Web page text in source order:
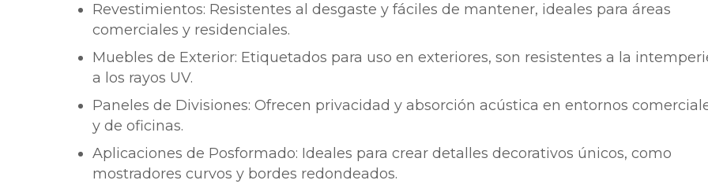
Revestimientos: Resistentes al desgaste y fáciles de mantener, ideales para áreas
comerciales y residenciales.
Muebles de Exterior: Etiquetados para uso en exteriores, son resistentes a la
a los rayos UV.
Paneles de Divisiones: Ofrecen privacidad y absorción acústica en entornos
y de oficinas.
Aplicaciones de Posformado: Ideales para crear detalles decorativos únicos, como
mostradores curvos y bordes redondeados.